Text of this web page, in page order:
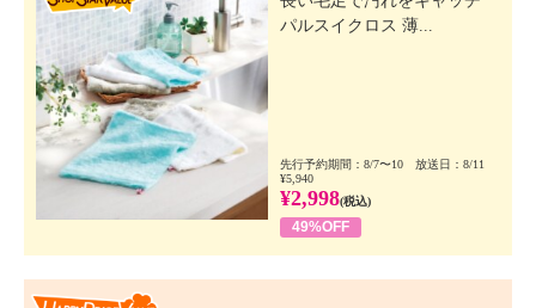
パルスイクロス 薄...
先行予約期間：8/7〜10 放送日：8/11
¥5,940
¥2,998(税込)
49%OFF